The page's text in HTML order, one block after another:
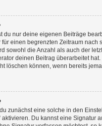
nur deine eigenen Beiträge
einen begrenzten Zeitraum
sowohl die Anzahl als auch der
deinen Beitrag überarbeitet
löschen können, wenn bereits
zunächst eine solche in den
Du kannst eine